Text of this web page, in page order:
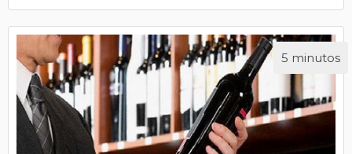
5 minutos